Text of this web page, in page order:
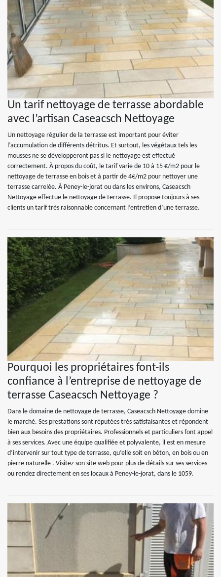
Un tarif nettoyage de terrasse abordable
avec l’artisan Caseacsch Nettoyage
Un nettoyage régulier de la terrasse est important pour éviter
l’accumulation de différents détritus. Et surtout, les végétaux tels les
mousses ne se développeront pas si le nettoyage est effectué
correctement. À propos du coût, le tarif varie de 10 à 15 €/m2 pour le
nettoyage de terrasse en bois et à partir de 4€/m2 pour nettoyer une
terrasse carrelée. À Peney-le-jorat ou dans les environs, Caseacsch
Nettoyage effectue le nettoyage de terrasse. Il propose toujours à ses
clients un tarif très raisonnable concernant l’entretien d’une terrasse.
Pourquoi les propriétaires font-ils
confiance à l’entreprise de nettoyage de
terrasse Caseacsch Nettoyage ?
Dans le domaine de nettoyage de terrasse, Caseacsch Nettoyage domine
le marché. Ses prestations sont réputées très satisfaisantes et répondent
bien aux besoins des propriétaires. Professionnels et particuliers font appel
à ses services. Avec une équipe qualifiée et polyvalente, il est en mesure
d’intervenir sur tout type de terrasse, qu’elle soit en béton, en bois ou en
pierre naturelle . Visitez son site web pour plus de détails sur ses services
ou rendez directement en ses locaux à Peney-le-jorat, dans le 1059.